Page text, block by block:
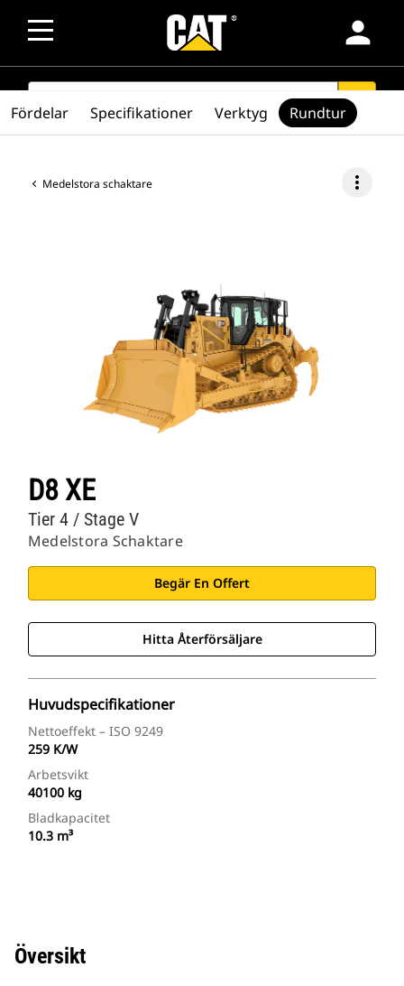
person
SEARCH search
Medelstora schaktare more_vert
D8 XE
Medelstora Schaktare
Tier 4 / Stage V
Begär En Offert
Hitta Återförsäljare
Huvudspecifikationer
Nettoeffekt – ISO 9249
259 K/W
Arbetsvikt
40100 kg
Bladkapacitet
10.3 m³
Fördelar Specifikationer Verktyg Rundtur
Översikt